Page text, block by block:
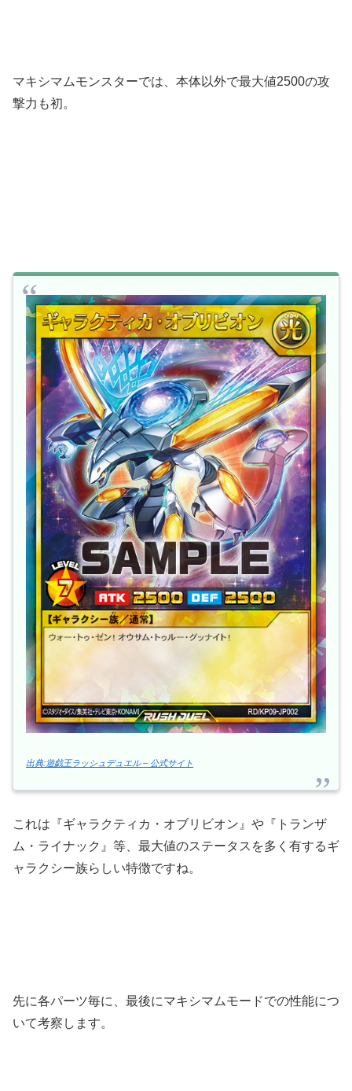
マキシマムモンスターでは、本体以外で最大値2500の攻
撃力も初。
出典:遊戯王ラッシュデュエル – 公式サイト
これは『ギャラクティカ・オブリビオン』や『トランザ
ム・ライナック』等、最大値のステータスを多く有するギ
ャラクシー族らしい特徴ですね。
先に各パーツ毎に、最後にマキシマムモードでの性能につ
いて考察します。